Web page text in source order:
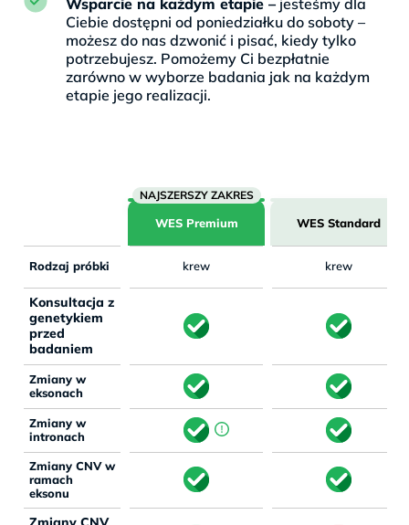
Ciebie dostępni od poniedziałku do soboty –
możesz do nas dzwonić i pisać, kiedy tylko
potrzebujesz. Pomożemy Ci bezpłatnie
zarówno w wyborze badania jak na każdym
etapie jego realizacji.
WES Premium WES Standard
Rodzaj próbki krew krew
Konsultacja z
genetykiem
przed
badaniem
Zmiany w
eksonach
Zmiany w
intronach
Zmiany CNV w
ramach
eksonu